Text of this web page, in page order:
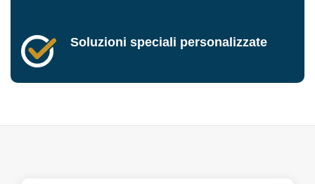
Soluzioni speciali personalizzate